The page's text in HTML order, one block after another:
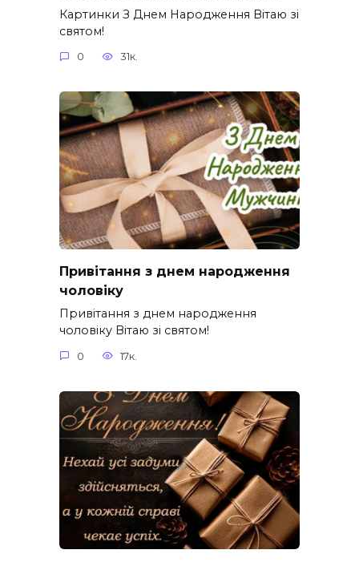
Картинки З Днем Народження Вітаю зі
святом!
0 31к.
Привітання з днем народження
чоловіку
Привітання з днем народження
чоловіку Вітаю зі святом!
0 17к.